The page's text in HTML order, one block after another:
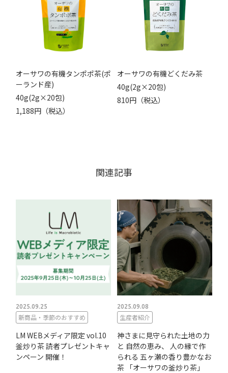
オーサワの有機タンポポ茶(ポ
ーランド産)
40g(2g×20包)
1,188円（税込）
オーサワの有機どくだみ茶
40g(2g×20包)
810円（税込）
関連記事
2025.09.25
新商品・季節のおすすめ
LM WEBメディア限定 vol.10
釜炒り茶 読者プレゼントキャ
ンペーン 開催！
2025.09.08
生産者紹介
神さまに見守られた土地の力
と 自然の恵み、 人の縁で作
られる 五ヶ瀬の香り豊かなお
茶 「オーサワの釜炒り茶」